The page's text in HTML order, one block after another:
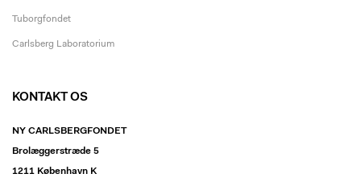
Tuborgfondet
Carlsberg Laboratorium
KONTAKT OS
NY CARLSBERGFONDET
Brolæggerstræde 5
1211 København K